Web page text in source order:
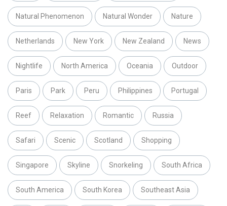
Natural Phenomenon Natural Wonder Nature
Netherlands New York New Zealand News
Nightlife North America Oceania Outdoor
Paris Park Peru Philippines Portugal
Reef Relaxation Romantic Russia
Safari Scenic Scotland Shopping
Singapore Skyline Snorkeling South Africa
South America South Korea Southeast Asia